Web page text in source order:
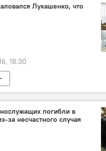
Лукашенко, что
18:30
погибли в
за несчастного случая